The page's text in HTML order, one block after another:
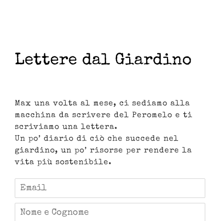
Lettere dal Giardino
Max una volta al mese, ci sediamo alla
macchina da scrivere del Peromelo e ti
scriviamo una lettera.
Un po’ diario di ciò che succede nel
giardino, un po’ risorse per rendere la
vita più sostenibile.